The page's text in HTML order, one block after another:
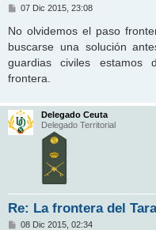
M
n
s
a
e
07 Dic 2015, 23:08
No olvidemos el paso
buscarse una solución
guardias civiles estamos
frontera.
Delegado Ceuta
Delegado Territorial
Re: La frontera del
M
08 Dic 2015, 02:34